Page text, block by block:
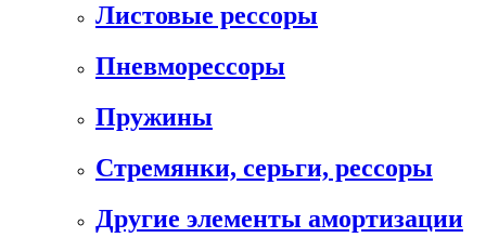
Листовые рессоры
Пневморессоры
Пружины
Стремянки, серьги, рессоры
Другие элементы амортизации